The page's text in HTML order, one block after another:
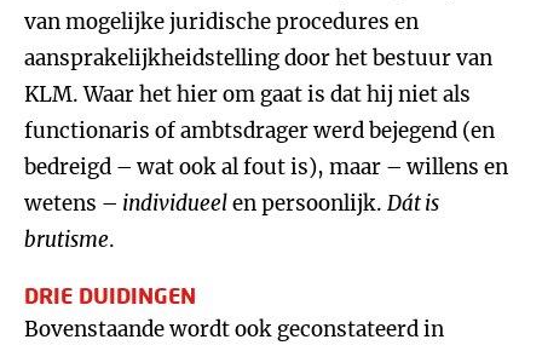
van mogelijke juridische procedures en
aansprakelijkheidstelling door het bestuur van
KLM. Waar het hier om gaat is dat hij niet als
functionaris of ambtsdrager werd bejegend (en
bedreigd – wat ook al fout is), maar – willens en
wetens – individueelen persoonlijk. Dát is
brutisme.
DRIE DUIDINGEN
Bovenstaande wordt ook geconstateerd in